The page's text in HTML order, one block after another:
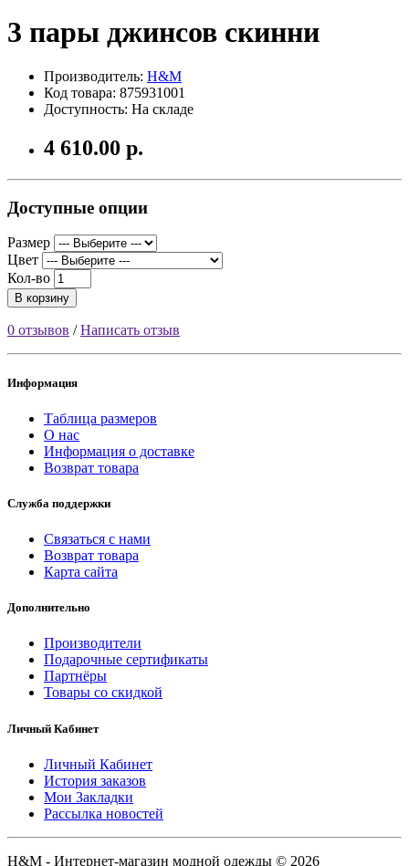
3 пары джинсов скинни
Производитель: H&M
Код товара: 875931001
Доступность: На складе
4 610.00 р.
Доступные опции
Размер
Цвет
Кол-во
В корзину
0 отзывов /Написать отзыв
Информация
Таблица размеров
О нас
Информация о доставке
Возврат товара
Служба поддержки
Связаться с нами
Возврат товара
Карта сайта
Дополнительно
Производители
Подарочные сертификаты
Партнёры
Товары со скидкой
Личный Кабинет
Личный Кабинет
История заказов
Мои Закладки
Рассылка новостей
H&M - Интернет-магазин модной одежды © 2026